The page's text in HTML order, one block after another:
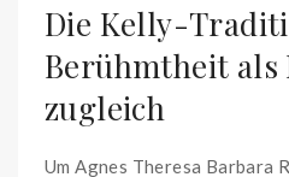
Die Kelly-
Berühmtheit als
zugleich
Um Agnes Theresa Barbara